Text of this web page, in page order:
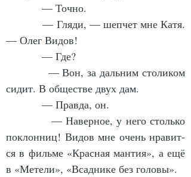
            — Точ­но.
            — Гля­ди, — шеп­чет мне Ка­тя.
— Олег Ви­дов!
            — Где?
си­дит. В об­щест­ве двух дам.
            — Прав­да, он.
по­клон­ниц! Ви­дов мне очень нра­вит­
ся в филь­ме «Крас­ная ман­тия», а ещё
в «Ме­те­ли», «Всад­ни­ке без го­ло­вы».